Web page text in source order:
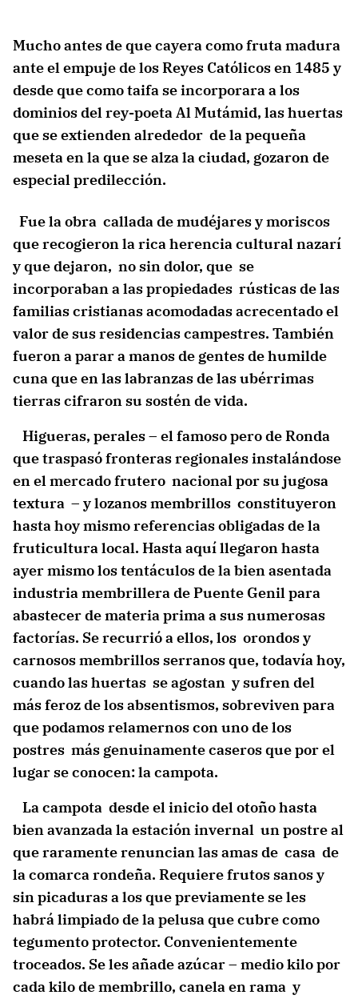
Mucho antes de que cayera como fruta madura
ante el empuje de los Reyes Católicos en 1485 y
desde que como taifa se incorporara a los
dominios del rey-poeta Al Mutámid, las huertas
que se extienden alrededor de la pequeña
meseta en la que se alza la ciudad, gozaron de
especial predilección.
Fue la obra callada de mudéjares y moriscos
que recogieron la rica herencia cultural nazarí
y que dejaron, no sin dolor, que se
incorporaban a las propiedades rústicas de las
familias cristianas acomodadas acrecentado el
valor de sus residencias campestres. También
fueron a parar a manos de gentes de humilde
cuna que en las labranzas de las ubérrimas
tierras cifraron su sostén de vida.
Higueras, perales – el famoso pero de Ronda
que traspasó fronteras regionales instalándose
en el mercado frutero nacional por su jugosa
textura – y lozanos membrillos constituyeron
hasta hoy mismo referencias obligadas de la
fruticultura local. Hasta aquí llegaron hasta
ayer mismo los tentáculos de la bien asentada
industria membrillera de Puente Genil para
abastecer de materia prima a sus numerosas
factorías. Se recurrió a ellos, los orondos y
carnosos membrillos serranos que, todavía hoy,
cuando las huertas se agostan y sufren del
más feroz de los absentismos, sobreviven para
que podamos relamernos con uno de los
postres más genuinamente caseros que por el
lugar se conocen: la campota.
La campota desde el inicio del otoño hasta
bien avanzada la estación invernal un postre al
que raramente renuncian las amas de casa de
la comarca rondeña. Requiere frutos sanos y
sin picaduras a los que previamente se les
habrá limpiado de la pelusa que cubre como
tegumento protector. Convenientemente
troceados. Se les añade azúcar – medio kilo por
cada kilo de membrillo, canela en rama y